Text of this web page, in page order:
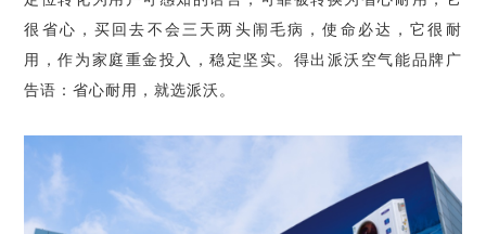
很省心，买回去不会三天两头闹毛病，使命必达，它很耐
用，作为家庭重金投入，稳定坚实。得出派沃空气能品牌广
告语：省心耐用，就选派沃。